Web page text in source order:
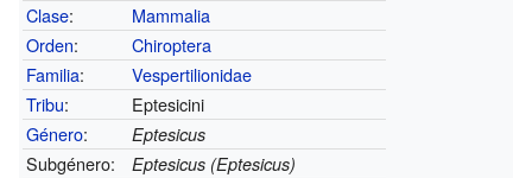
Clase:
Mammalia
Orden:
Chiroptera
Familia:
Vespertilionidae
Tribu:
Eptesicini
Género: Eptesicus
Subgénero: Eptesicus (Eptesicus)